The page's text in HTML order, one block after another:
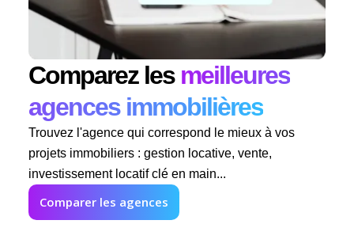
Comparez les meilleures
agences immobilières
Trouvez l'agence qui correspond le mieux à vos
projets immobiliers : gestion locative, vente,
investissement locatif clé en main...
Comparer les agences